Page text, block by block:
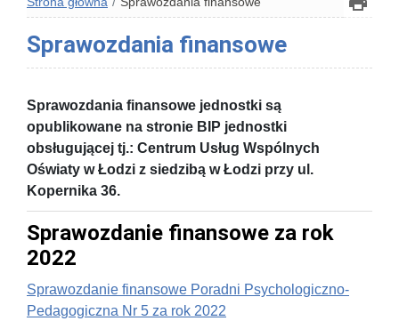
Sprawozdania finansowe
Sprawozdania finansowe jednostki są
opublikowane na stronie BIP jednostki
obsługującej tj.: Centrum Usług Wspólnych
Oświaty w Łodzi z siedzibą w Łodzi przy ul.
Kopernika 36.
Sprawozdanie finansowe za rok
2022
Sprawozdanie finansowe Poradni Psychologiczno-
Pedagogiczna Nr 5 za rok 2022